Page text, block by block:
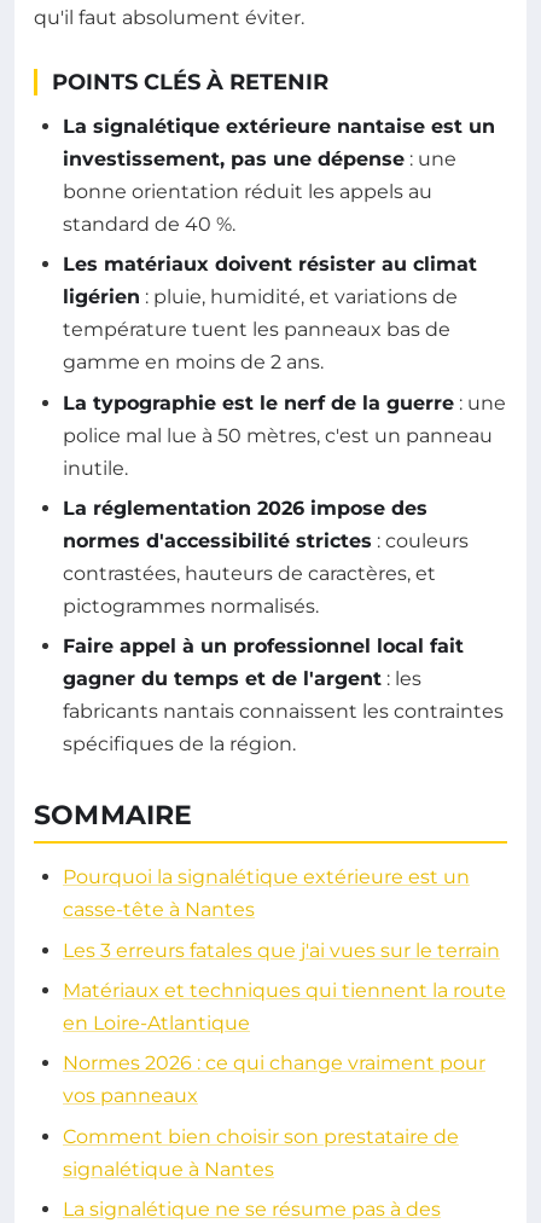
qu'il faut absolument éviter.
POINTS CLÉS À RETENIR
La signalétique extérieure nantaise est un
investissement, pas une dépense : une
bonne orientation réduit les appels au
standard de 40 %.
Les matériaux doivent résister au climat
ligérien : pluie, humidité, et variations de
température tuent les panneaux bas de
gamme en moins de 2 ans.
La typographie est le nerf de la guerre : une
police mal lue à 50 mètres, c'est un panneau
inutile.
La réglementation 2026 impose des
normes d'accessibilité strictes : couleurs
contrastées, hauteurs de caractères, et
pictogrammes normalisés.
Faire appel à un professionnel local fait
gagner du temps et de l'argent : les
fabricants nantais connaissent les contraintes
spécifiques de la région.
SOMMAIRE
Pourquoi la signalétique extérieure est un
casse-tête à Nantes
Les 3 erreurs fatales que j'ai vues sur le terrain
Matériaux et techniques qui tiennent la route
en Loire-Atlantique
Normes 2026 : ce qui change vraiment pour
vos panneaux
Comment bien choisir son prestataire de
signalétique à Nantes
La signalétique ne se résume pas à des